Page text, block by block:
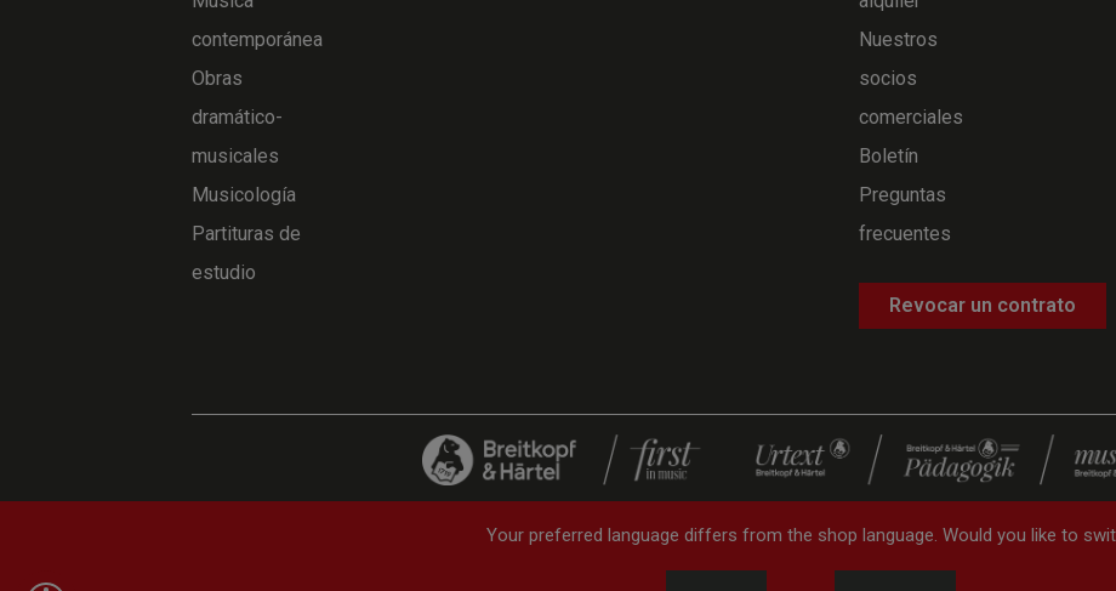
contemporánea
Obras
dramático-
musicales
Musicología
Partituras de
estudio
Nuestros
socios
comerciales
Boletín
Preguntas
frecuentes
Revocar un contrato
Gastos de envío — Política de cancelación —
Your preferred language differs from the shop language. Would you like to